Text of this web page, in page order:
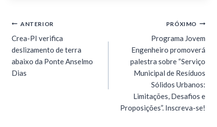
ANTERIOR
Crea-PI verifica
deslizamento de terra
abaixo da Ponte Anselmo
Dias
PRÓXIMO
Programa Jovem
Engenheiro promoverá
palestra sobre “Serviço
Municipal de Resíduos
Sólidos Urbanos:
Limitações, Desafios e
Proposições”. Inscreva-se!